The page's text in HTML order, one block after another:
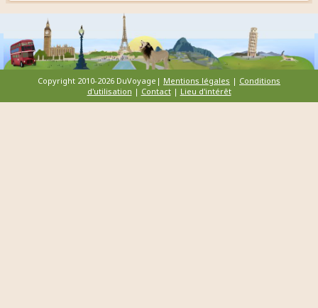
Copyright 2010-2026 DuVoyage| Mentions légales | Conditions
d'utilisation | Contact| Lieu d'intérêt